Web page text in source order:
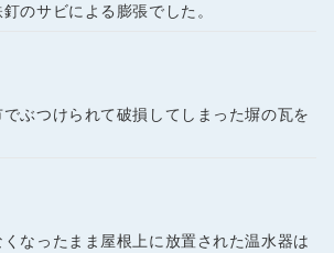
のサビによる膨張でした。
でぶつけられて破損してしまった塀の瓦を
くなったまま屋根上に放置された温水器は